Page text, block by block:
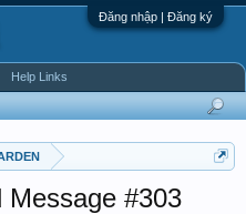
Đăng nhập | Đăng ký
Message #303
Help Links